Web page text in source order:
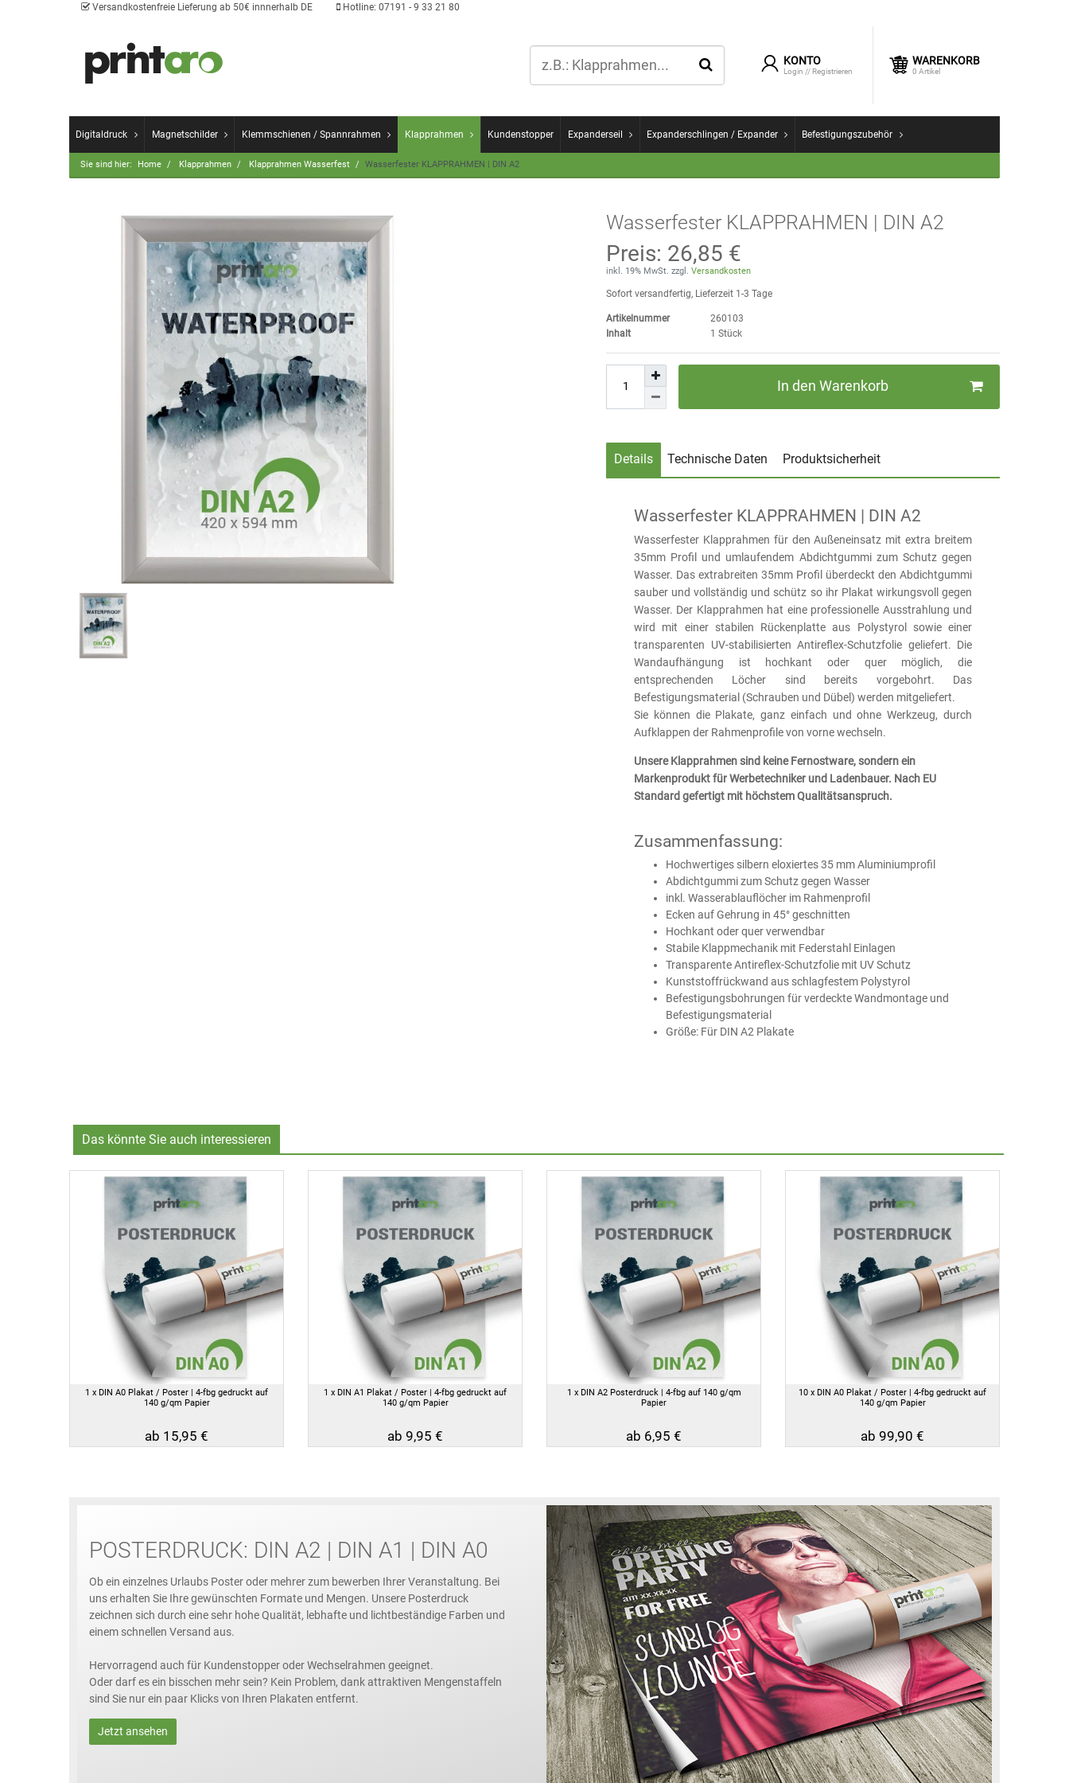
Versandkostenfreie Lieferung ab 50€ innnerhalb DE Hotline: 07191 - 9 33 21 80
KONTO
Login // Registrieren
WARENKORB
0 Artikel
Digitaldruck Magnetschilder Klemmschienen / Spannrahmen Klapprahmen Kundenstopper Expanderseil Expanderschlingen / Expander Befestigungszubehör
Sie sind hier: Home Klapprahmen Klapprahmen Wasserfest Wasserfester KLAPPRAHMEN | DIN A2
Wasserfester KLAPPRAHMEN | DIN A2
Preis: 26,85 €
inkl. 19% MwSt. zzgl. Versandkosten
Sofort versandfertig, Lieferzeit 1-3 Tage
Artikelnummer
260103
Inhalt
1 Stück
In den Warenkorb
Details Technische Daten Produktsicherheit
Wasserfester KLAPPRAHMEN | DIN A2
Wasserfester Klapprahmen für den Außeneinsatz mit extra breitem
35mm Profil und umlaufendem Abdichtgummi zum Schutz gegen
Wasser. Das extrabreiten 35mm Profil überdeckt den Abdichtgummi
sauber und vollständig und schütz so ihr Plakat wirkungsvoll gegen
Wasser. Der Klapprahmen hat eine professionelle Ausstrahlung und
wird mit einer stabilen Rückenplatte aus Polystyrol sowie einer
transparenten UV-stabilisierten Antireflex-Schutzfolie geliefert. Die
Wandaufhängung ist hochkant oder quer möglich, die
entsprechenden Löcher sind bereits vorgebohrt. Das
Befestigungsmaterial (Schrauben und Dübel) werden mitgeliefert.
Sie können die Plakate, ganz einfach und ohne Werkzeug, durch
Aufklappen der Rahmenprofile von vorne wechseln.
Unsere Klapprahmen sind keine Fernostware, sondern ein
Markenprodukt für Werbetechniker und Ladenbauer. Nach EU
Standard gefertigt mit höchstem Qualitätsanspruch.
Zusammenfassung:
Hochwertiges silbern eloxiertes 35 mm Aluminiumprofil
Abdichtgummi zum Schutz gegen Wasser
inkl. Wasserablauflöcher im Rahmenprofil
Ecken auf Gehrung in 45° geschnitten
Hochkant oder quer verwendbar
Stabile Klappmechanik mit Federstahl Einlagen
Transparente Antireflex-Schutzfolie mit UV Schutz
Kunststoffrückwand aus schlagfestem Polystyrol
Befestigungsbohrungen für verdeckte Wandmontage und
Befestigungsmaterial
Größe: Für DIN A2 Plakate
Das könnte Sie auch interessieren
1 x DIN A0 Plakat / Poster | 4-fbg gedruckt auf
140 g/qm Papier
ab 15,95 €
1 x DIN A1 Plakat / Poster | 4-fbg gedruckt auf
140 g/qm Papier
ab 9,95 €
1 x DIN A2 Posterdruck | 4-fbg auf 140 g/qm
Papier
ab 6,95 €
10 x DIN A0 Plakat / Poster | 4-fbg gedruckt auf
140 g/qm Papier
ab 99,90 €
POSTERDRUCK: DIN A2 | DIN A1 | DIN A0
Ob ein einzelnes Urlaubs Poster oder mehrer zum bewerben Ihrer Veranstaltung. Bei
uns erhalten Sie Ihre gewünschten Formate und Mengen. Unsere Posterdruck
zeichnen sich durch eine sehr hohe Qualität, lebhafte und lichtbeständige Farben und
einem schnellen Versand aus.
Hervorragend auch für Kundenstopper oder Wechselrahmen geeignet.
Oder darf es ein bisschen mehr sein? Kein Problem, dank attraktiven Mengenstaffeln
sind Sie nur ein paar Klicks von Ihren Plakaten entfernt.
Jetzt ansehen